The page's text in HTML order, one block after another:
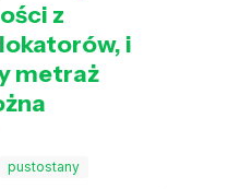
z
i
metraż
pustostany